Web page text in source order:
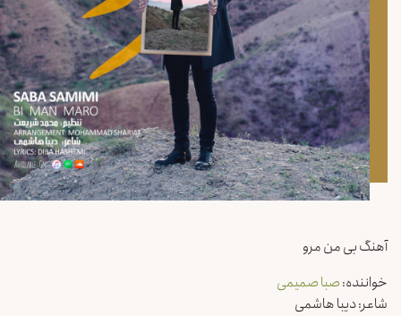
آهنگ بی من مرو
خواننده:صبا صمیمی
شاعر: دیبا هاشمی